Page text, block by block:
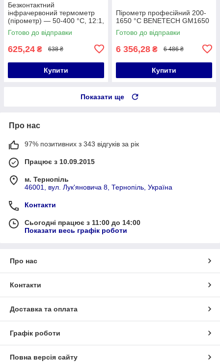
Безконтактний
інфрачервоний термометр
(пірометр) — 50-400 °C, 12:1,
EMS = 0,1-1 WINTACT
WT326A
Готово до відправки
625,24 ₴ 638 ₴
Купити
Пірометр професійний 200-
1650 °C BENETECH GM1650
Готово до відправки
6 356,28 ₴ 6 486 ₴
Купити
Показати ще
Про нас
97% позитивних з 343 відгуків за рік
Працює з 10.09.2015
м. Тернопіль
46001, вул. Лук'яновича 8, Тернопіль, Україна
Контакти
Сьогодні працює з 11:00 до 14:00
Показати весь графік роботи
Про нас
Контакти
Доставка та оплата
Графік роботи
Повна версія сайту